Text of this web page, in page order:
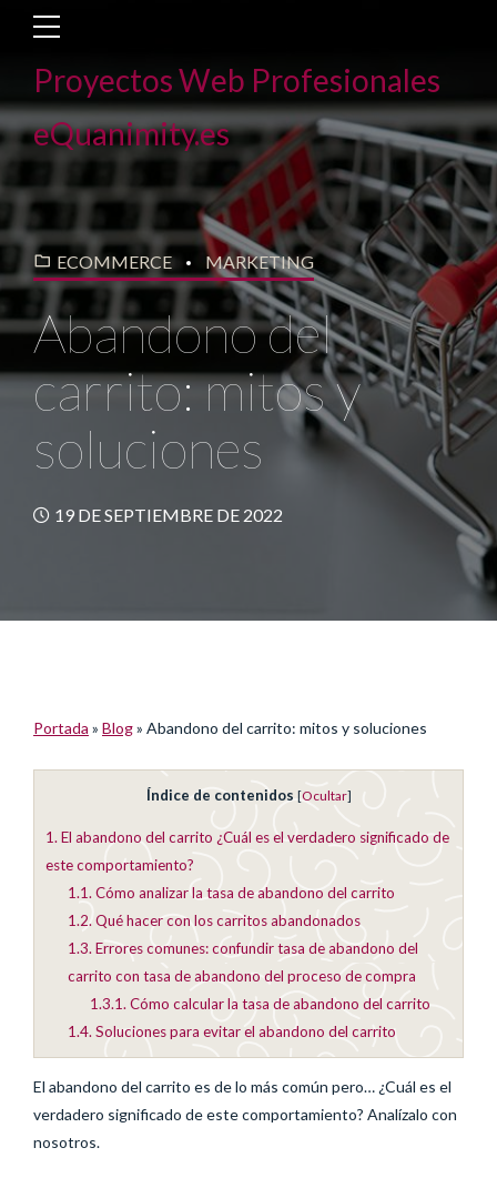
Proyectos Web Profesionales
eQuanimity.es
ECOMMERCE MARKETING
Abandono del
carrito: mitos y
soluciones
19 DE SEPTIEMBRE DE 2022
Portada » Blog» Abandono del carrito: mitos y soluciones
Índice de contenidos [Ocultar]
1. El abandono del carrito ¿Cuál es el verdadero significado de
este comportamiento?
1.1. Cómo analizar la tasa de abandono del carrito
1.2.Qué hacer con los carritos abandonados
1.3. Errores comunes: confundir tasa de abandono del
carrito con tasa de abandono del proceso de compra
1.3.1. Cómo calcular la tasa de abandono del carrito
1.4. Soluciones para evitar el abandono del carrito
El abandono del carrito es de lo más común pero… ¿Cuál es el
verdadero significado de este comportamiento? Analízalo con
nosotros.